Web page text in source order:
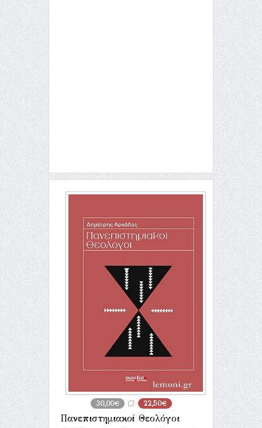
30,00€ 22,50€
Πανεπιστημιακοί Θεολόγοι